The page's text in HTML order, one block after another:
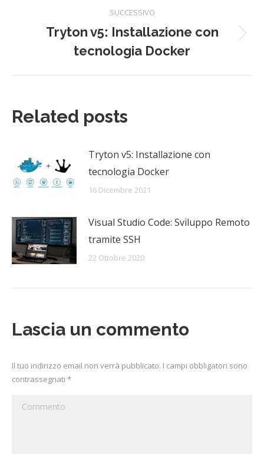
post
SUCCESSIVO
Prossimo
post:
Tryton v5: Installazione con
tecnologia Docker
Related posts
Tryton v5: Installazione con
tecnologia Docker
16 Dicembre 2021
Visual Studio Code: Sviluppo Remoto
tramite SSH
22 Ottobre 2020
Lascia un commento
Il tuo indirizzo email non verrà pubblicato. I campi obbligatori sono
contrassegnati *
Commento